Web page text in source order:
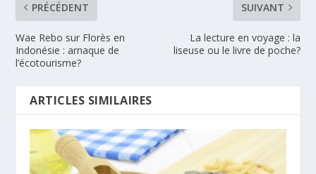
PRÉCÉDENT
Wae Rebo sur Florès en
Indonésie : arnaque de
l’écotourisme?
SUIVANT
La lecture en voyage : la
liseuse ou le livre de poche?
ARTICLES SIMILAIRES